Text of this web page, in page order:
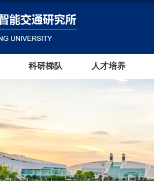
科研梯队 人才培养